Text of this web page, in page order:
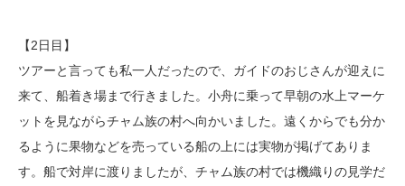
【2日目】
ツアーと言っても私一人だったので、ガイドのおじさんが迎えに
来て、船着き場まで行きました。小舟に乗って早朝の水上マーケ
ットを見ながらチャム族の村へ向かいました。遠くからでも分か
るように果物などを売っている船の上には実物が掲げてありま
す。船で対岸に渡りましたが、チャム族の村では機織りの見学だ